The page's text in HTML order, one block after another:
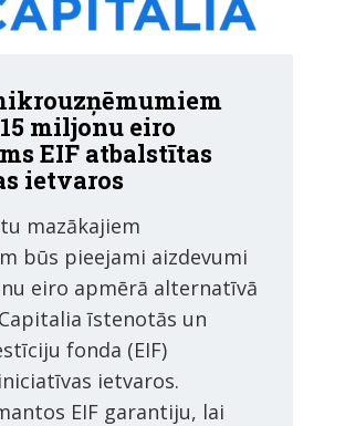
miljonu eiro
EIF atbalstītas
ietvaros
mazākajiem
būs pieejami aizdevumi
eiro apmērā alternatīvā
īstenotās un
fonda (EIF)
ietvaros.
EIF garantiju, lai